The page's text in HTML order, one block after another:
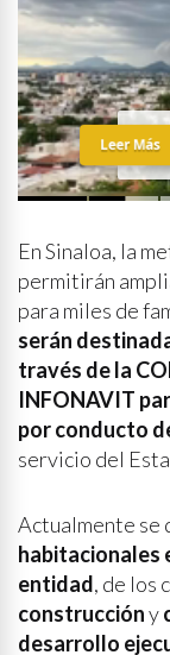
Leer Más
En Sinaloa, la
permitirán
para miles de
serán
través de la
INFONAVIT
por conducto
servicio del
Actualmente se
habitacionales
entidad, de los
construccióny
desarrollo